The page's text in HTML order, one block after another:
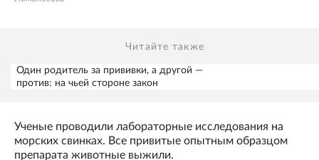
Читайте также
Один родитель за прививки, а другой —
против: на чьей стороне закон
Ученые проводили лабораторные исследования на
морских свинках. Все привитые опытным образцом
препарата животные выжили.